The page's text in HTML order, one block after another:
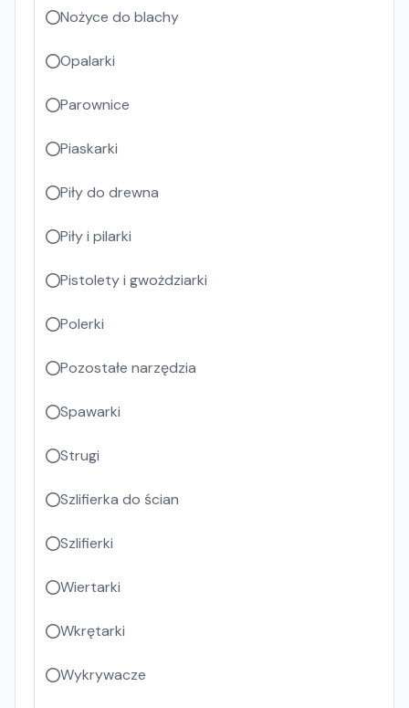
Nożyce do blachy
Opalarki
Parownice
Piaskarki
Piły do drewna
Piły i pilarki
Pistolety i gwożdziarki
Polerki
Pozostałe narzędzia
Spawarki
Strugi
Szlifierka do ścian
Szlifierki
Wiertarki
Wkrętarki
Wykrywacze